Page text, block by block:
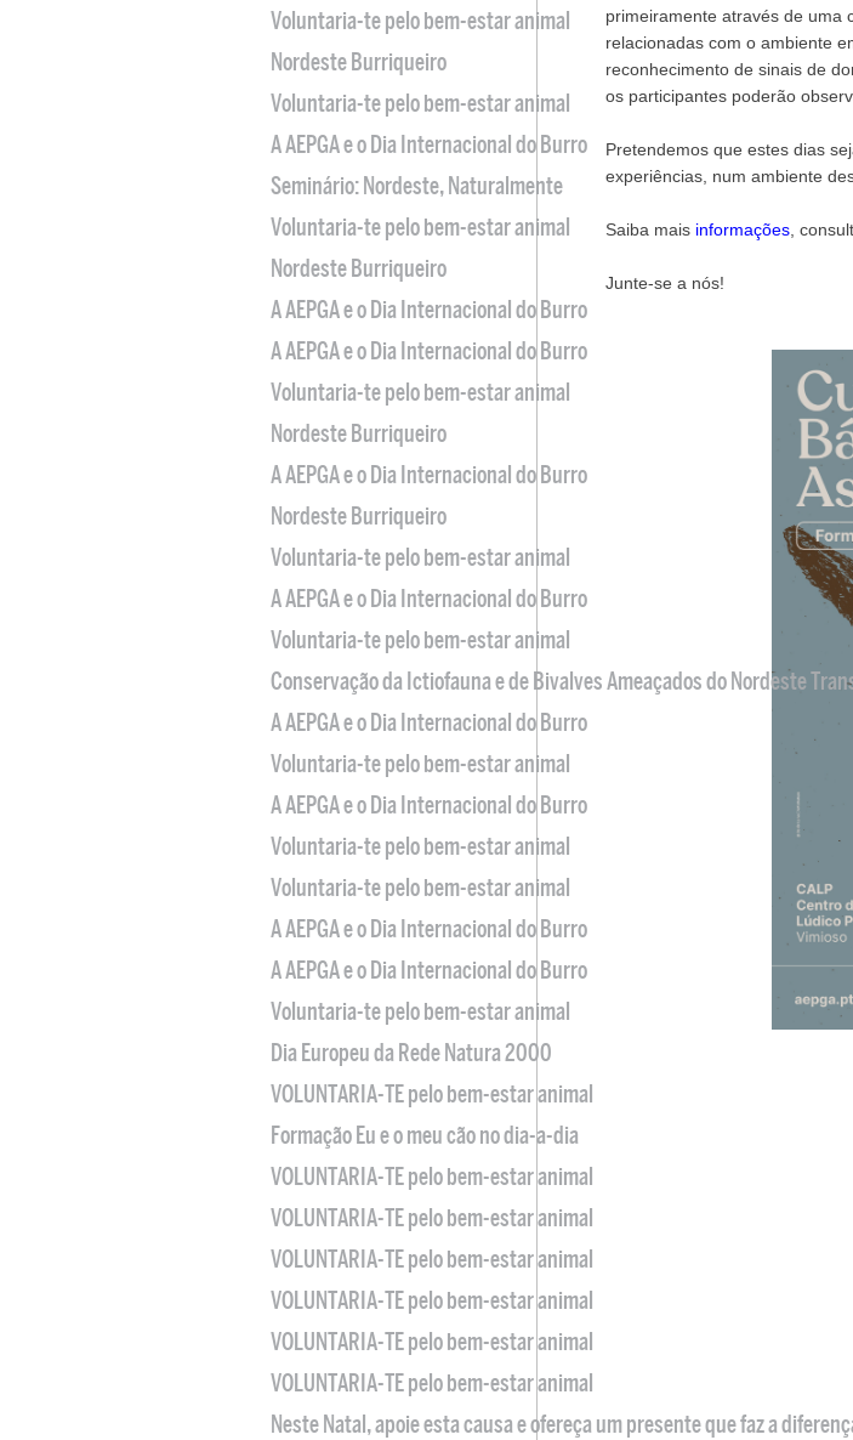
primeiramente através de uma
relacionadas com o ambiente
reconhecimento de sinais de
os participantes poderão
Pretendemos que estes dias
experiências, num ambiente
Saiba mais informações ,
Junte-se a nós!
Voluntaria-te pelo bem-estar animal
Nordeste Burriqueiro
Voluntaria-te pelo bem-estar animal
A AEPGA e o Dia Internacional do Burro
Seminário: Nordeste, Naturalmente
Voluntaria-te pelo bem-estar animal
Nordeste Burriqueiro
A AEPGA e o Dia Internacional do Burro
A AEPGA e o Dia Internacional do Burro
Voluntaria-te pelo bem-estar animal
Nordeste Burriqueiro
A AEPGA e o Dia Internacional do Burro
Nordeste Burriqueiro
Voluntaria-te pelo bem-estar animal
A AEPGA e o Dia Internacional do Burro
Voluntaria-te pelo bem-estar animal
Conservação da Ictiofauna e de Bivalves Ameaçados do Nordeste
A AEPGA e o Dia Internacional do Burro
Voluntaria-te pelo bem-estar animal
A AEPGA e o Dia Internacional do Burro
Voluntaria-te pelo bem-estar animal
Voluntaria-te pelo bem-estar animal
A AEPGA e o Dia Internacional do Burro
A AEPGA e o Dia Internacional do Burro
Voluntaria-te pelo bem-estar animal
Dia Europeu da Rede Natura 2000
VOLUNTARIA-TE pelo bem-estar animal
Formação Eu e o meu cão no dia-a-dia
VOLUNTARIA-TE pelo bem-estar animal
VOLUNTARIA-TE pelo bem-estar animal
VOLUNTARIA-TE pelo bem-estar animal
VOLUNTARIA-TE pelo bem-estar animal
VOLUNTARIA-TE pelo bem-estar animal
VOLUNTARIA-TE pelo bem-estar animal
Neste Natal, apoie esta causa e ofereça um presente que faz a